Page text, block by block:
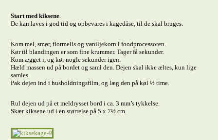
Start med kiksene.
De kan laves i god tid og opbevares i kagedåse, til de skal bruges.
Kom mel, smør, flormelis og vaniljekorn i foodprocessoren.
Kør til blandingen er som fine krummer. Tager få sekunder.
Kom ægget i, og kør nogle sekunder igen.
Hæld massen ud på bordet og saml den. Dejen skal ikke æltes, kun lige
samles.
Pak dejen ind i husholdningsfilm, og læg den på køl ½ time.
Rul dejen ud på et meldrysset bord i ca. 3 mm’s tykkelse.
Skær kiksene ud i en størrelse på 5 x 7½ cm.